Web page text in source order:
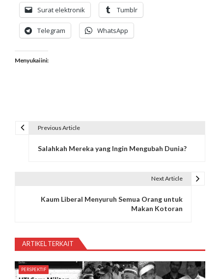
Surat elektronik Tumblr
Telegram WhatsApp
Menyukai ini:
i
Previous Article
Salahkah Mereka yang Ingin Mengubah Dunia?
Next Article
Kaum Liberal Menyuruh Semua Orang untuk
Makan Kotoran
ARTIKEL TERKAIT
PERSPEKTIF